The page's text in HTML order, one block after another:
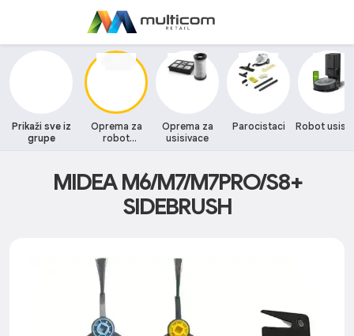
Prikaži sve iz
grupe
Oprema za
robot
Oprema za
usisivace
Parocistaci Robot
MIDEA M6/M7/M7PRO/S8+
SIDEBRUSH